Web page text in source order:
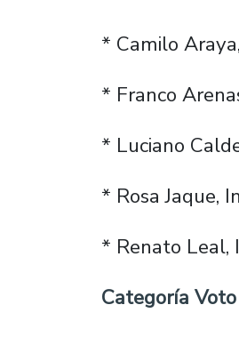
* Camilo
* Franco
* Luciano
* Rosa Jaque,
* Renato Leal,
Categoría